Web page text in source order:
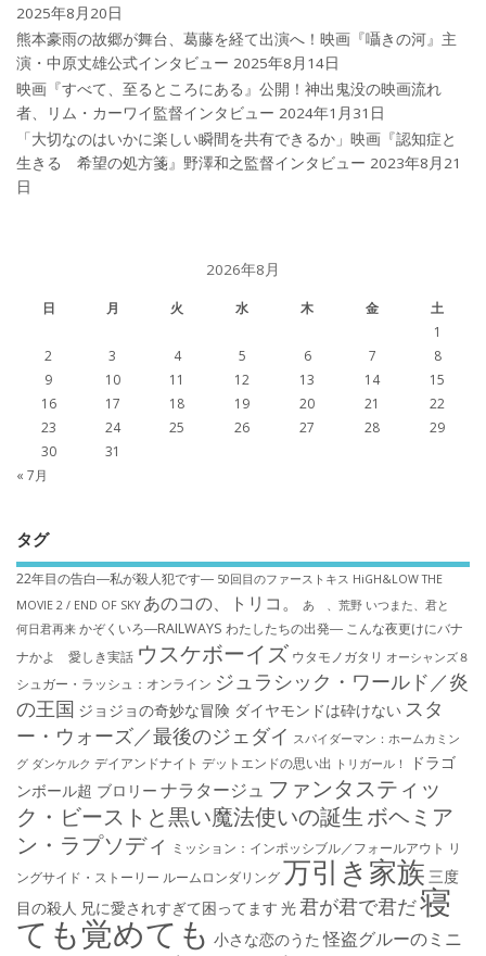
2025年8月20日
熊本豪雨の故郷が舞台、葛藤を経て出演へ！映画『囁きの河』主
演・中原丈雄公式インタビュー 2025年8月14日
映画『すべて、至るところにある』公開！神出鬼没の映画流れ
者、リム・カーワイ監督インタビュー 2024年1月31日
「大切なのはいかに楽しい瞬間を共有できるか」映画『認知症と
生きる 希望の処方箋』野澤和之監督インタビュー 2023年8月21
日
2026年8月
日 月 火 水 木 金
土
1
2
3 4 5 6 7
8
9
10 11 12 13 14
15
16
17 18 19 20 21
22
23
24 25 26 27 28
29
30
31
« 7月
タグ
22年目の告白―私が殺人犯です― 50回目のファーストキス HiGH&LOW THE
MOVIE 2 / END OF SKY あのコの、トリコ。 あゝ、荒野 いつまた、君と
何日君再来 かぞくいろ―RAILWAYS わたしたちの出発― こんな夜更けにバナ
ナかよ 愛しき実話 ウスケボーイズ ウタモノガタリ オーシャンズ８
シュガー・ラッシュ：オ​ンライン ジュラシック・ワールド／炎
の王国 ジョジョの奇妙な冒険 ダイヤモンドは砕けない スタ
ー・ウォーズ／最後のジェダイ スパイダーマン：ホームカミン
グ ダンケルク デイアンドナイト デットエンドの思い出 トリガール！
ドラゴ
ンボール超 ブロリー ナラタージュ ファンタスティッ
ク・ビーストと黒い魔法使いの誕生 ボヘミア
ン・ラプソディ ミッション：インポッシブル／フォールアウト リ
ングサイド・ストーリー ルームロンダリング万引き家族 三度
目の殺人 兄に愛されすぎて困ってます 光君が君で君だ寝
ても覚めても 小さな恋のうた 怪盗グルーのミニ